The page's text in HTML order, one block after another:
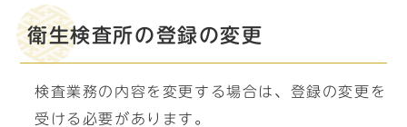
衛生検査所の登録の変更
検査業務の内容を変更する場合は、登録の変更を
受ける必要があります。